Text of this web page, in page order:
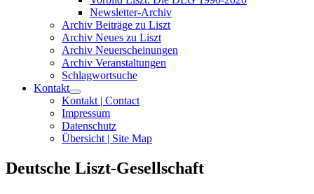
Newsletter-Archiv
Archiv Beiträge zu Liszt
Archiv Neues zu Liszt
Archiv Neuerscheinungen
Archiv Veranstaltungen
Schlagwortsuche
Kontakt
Kontakt | Contact
Impressum
Datenschutz
Übersicht | Site Map
Deutsche Liszt-Gesellschaft